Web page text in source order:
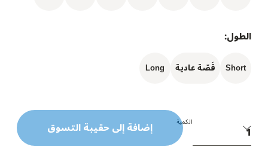
الطول:
Short قَصّة عادية Long
الكمية إضافة إلى حقيبة التسوق